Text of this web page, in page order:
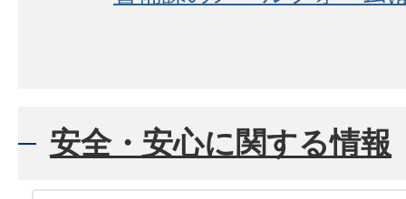
安全・安心に関する情報